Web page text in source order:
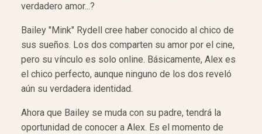
verdadero amor...?
Bailey "Mink" Rydell cree haber conocido al chico de
sus sueños. Los dos comparten su amor por el cine,
pero su vínculo es solo online. Básicamente, Alex es
el chico perfecto, aunque ninguno de los dos reveló
aún su verdadera identidad.
Ahora que Bailey se muda con su padre, tendrá la
oportunidad de conocer a Alex. Es el momento de